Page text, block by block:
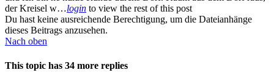
der Kreisel w…login to view the rest of this post
Du hast keine ausreichende Berechtigung, um die Dateianhänge
dieses Beitrags anzusehen.
Nach oben
This topic has 34 more replies